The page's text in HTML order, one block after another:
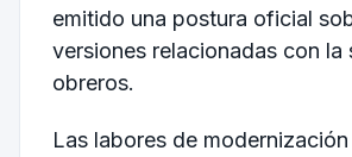
emitido una postura oficial
versiones relacionadas con la
obreros.
Las labores de modernización